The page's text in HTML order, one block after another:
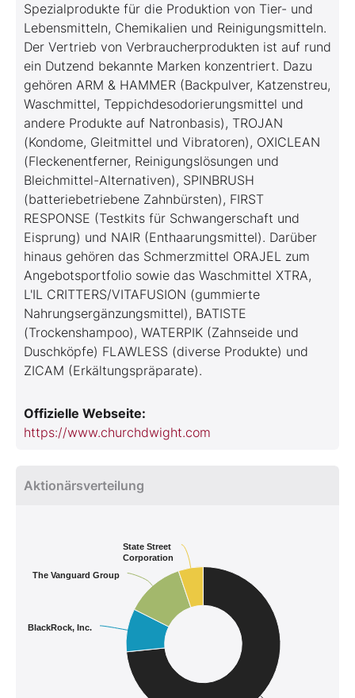
Spezialprodukte für die Produktion von Tier- und
Lebensmitteln, Chemikalien und Reinigungsmitteln.
Der Vertrieb von Verbraucherprodukten ist auf rund
ein Dutzend bekannte Marken konzentriert. Dazu
gehören ARM & HAMMER (Backpulver, Katzenstreu,
Waschmittel, Teppichdesodorierungsmittel und
andere Produkte auf Natronbasis), TROJAN
(Kondome, Gleitmittel und Vibratoren), OXICLEAN
(Fleckenentferner, Reinigungslösungen und
Bleichmittel-Alternativen), SPINBRUSH
(batteriebetriebene Zahnbürsten), FIRST
RESPONSE (Testkits für Schwangerschaft und
Eisprung) und NAIR (Enthaarungsmittel). Darüber
hinaus gehören das Schmerzmittel ORAJEL zum
Angebotsportfolio sowie das Waschmittel XTRA,
L'IL CRITTERS/VITAFUSION (gummierte
Nahrungsergänzungsmittel), BATISTE
(Trockenshampoo), WATERPIK (Zahnseide und
Duschköpfe) FLAWLESS (diverse Produkte) und
ZICAM (Erkältungspräparate).
Offizielle Webseite:
https://www.churchdwight.com
Aktionärsverteilung
BlackRock, Inc.
The Vanguard Group
State Street
Corporation